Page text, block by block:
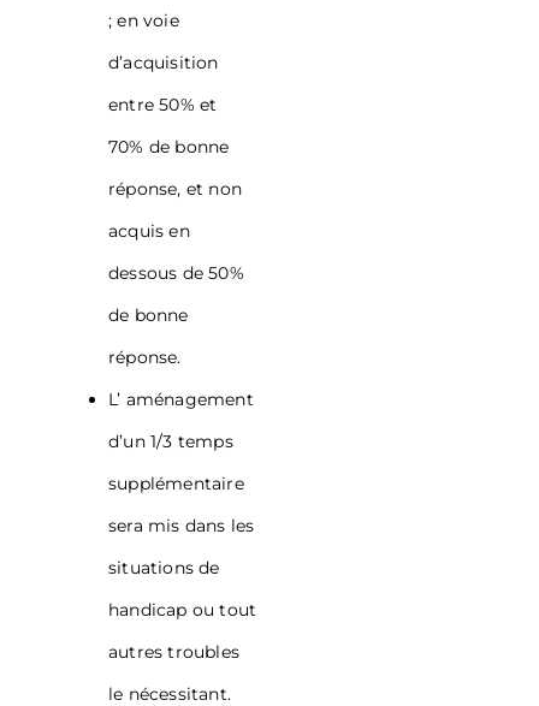
; en voie
d’acquisition
entre 50% et
70% de bonne
réponse, et non
acquis en
dessous de 50%
de bonne
réponse.
L’ aménagement
d’un 1/3 temps
supplémentaire
sera mis dans les
situations de
handicap ou tout
autres troubles
le nécessitant.